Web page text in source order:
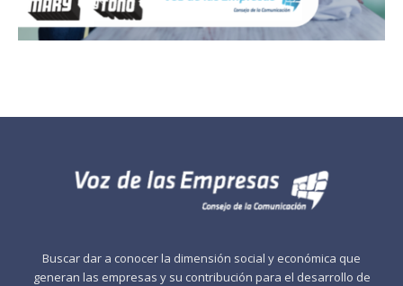
Buscar dar a conocer la dimensión social y económica que
generan las empresas y su contribución para el desarrollo de